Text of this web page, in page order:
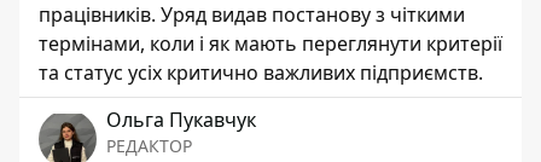
працівників. Уряд видав постанову з чіткими
термінами, коли і як мають переглянути критерії
та статус усіх критично важливих підприємств.
Ольга Пукавчук
РЕДАКТОР